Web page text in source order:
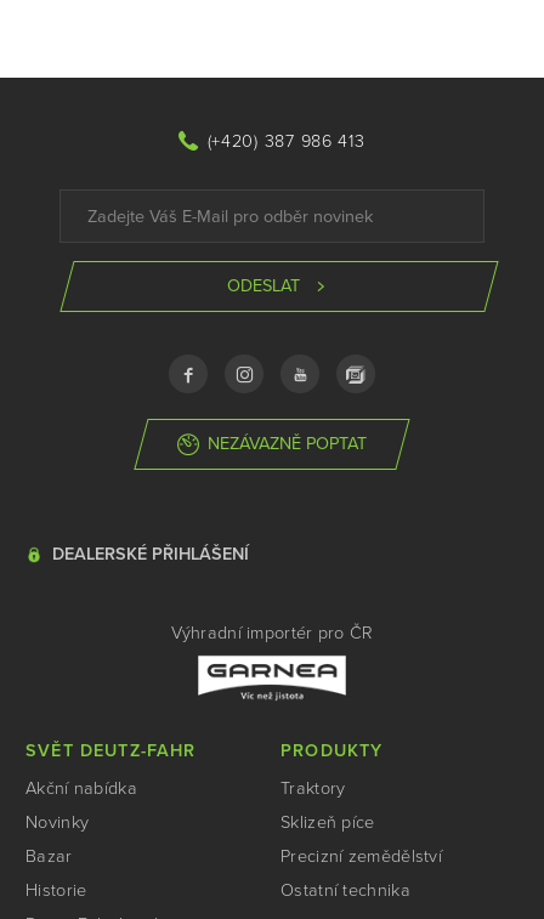
(+420) 387 986 413
ODESLAT
NEZÁVAZNĚ POPTAT
DEALERSKÉ PŘIHLÁŠENÍ
Výhradní importér pro ČR
SVĚT DEUTZ-FAHR
Akční nabídka
Novinky
Bazar
Historie
PRODUKTY
Traktory
Sklizeň píce
Precizní zemědělství
Ostatní technika